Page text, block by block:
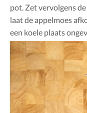
pot. Zet vervolgens
laat de appelmoes
een koele plaats